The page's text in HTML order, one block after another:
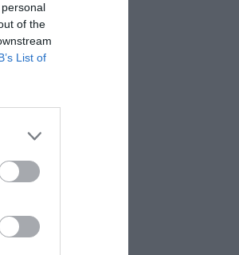
of the
List of